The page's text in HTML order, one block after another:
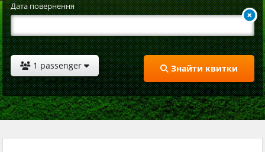
Дата повернення
1 passenger Знайти квитки